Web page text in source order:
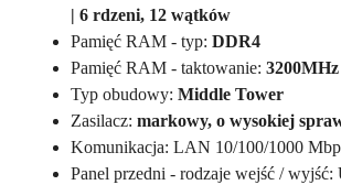
| 6 rdzeni, 12 wątków
Pamięć RAM - typ: DDR4
Pamięć RAM - taktowanie: 3200MHz
Typ obudowy: Middle Tower
Zasilacz: markowy, o wysokiej
Komunikacja: LAN 10/100/1000
Panel przedni - rodzaje wejść /